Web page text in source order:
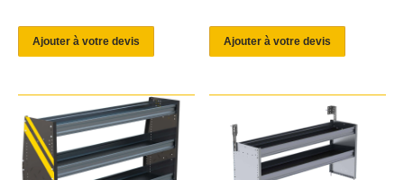
Ajouter à votre devis Ajouter à votre devis